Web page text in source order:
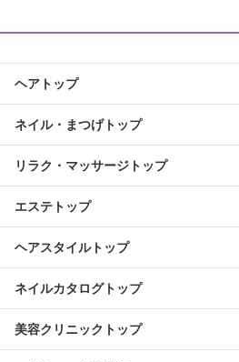
ヘアトップ
ネイル・まつげトップ
リラク・マッサージトップ
エステトップ
ヘアスタイルトップ
ネイルカタログトップ
美容クリニックトップ